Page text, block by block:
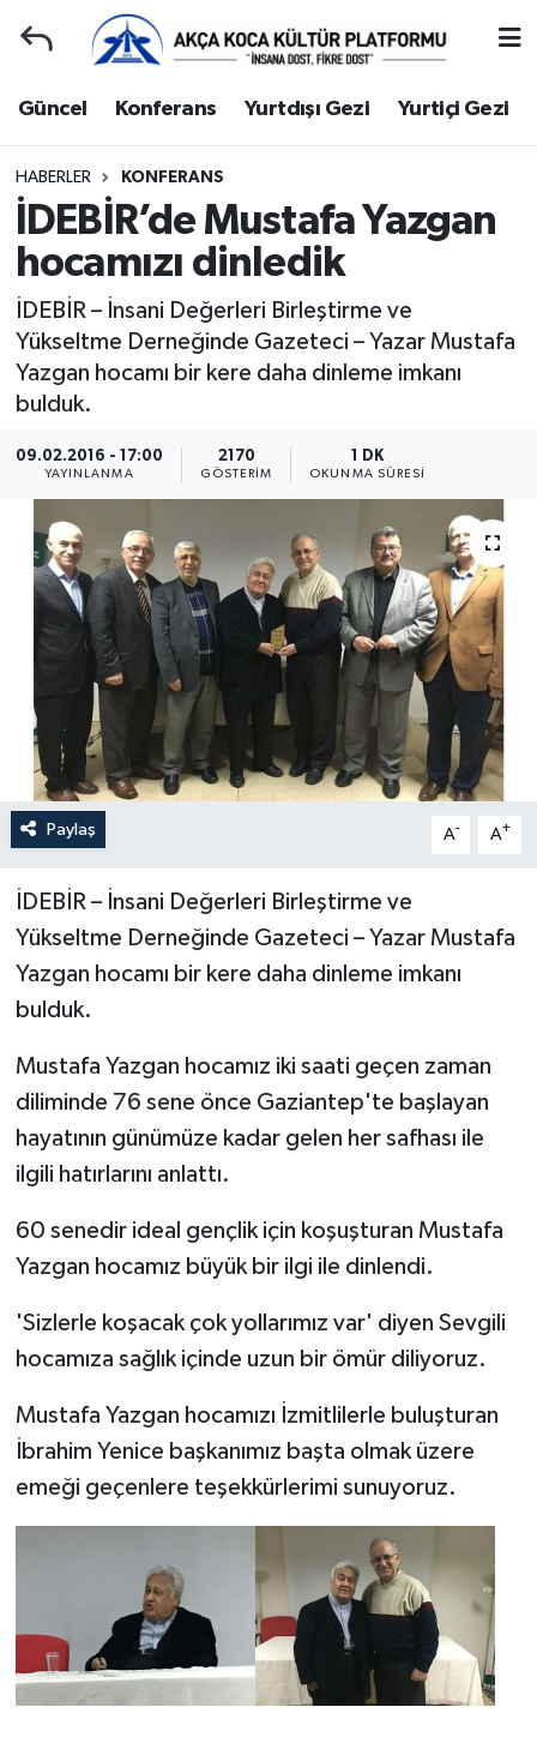
Güncel Konferans Yurtdışı Gezi Yurtiçi Gezi
HABERLER KONFERANS
İDEBİR’de Mustafa Yazgan
hocamızı dinledik
İDEBİR – İnsani Değerleri Birleştirme ve
Yükseltme Derneğinde Gazeteci – Yazar Mustafa
Yazgan hocamı bir kere daha dinleme imkanı
bulduk.
09.02.2016 - 17:00
YAYINLANMA
2170
GÖSTERIM
1 DK
OKUNMA SÜRESI
Paylaş A- A+
İDEBİR – İnsani Değerleri Birleştirme ve
Yükseltme Derneğinde Gazeteci – Yazar Mustafa
Yazgan hocamı bir kere daha dinleme imkanı
bulduk.
Mustafa Yazgan hocamız iki saati geçen zaman
diliminde 76 sene önce Gaziantep'te başlayan
hayatının günümüze kadar gelen her safhası ile
ilgili hatırlarını anlattı.
60 senedir ideal gençlik için koşuşturan Mustafa
Yazgan hocamız büyük bir ilgi ile dinlendi.
'Sizlerle koşacak çok yollarımız var' diyen Sevgili
hocamıza sağlık içinde uzun bir ömür diliyoruz.
Mustafa Yazgan hocamızı İzmitlilerle buluşturan
İbrahim Yenice başkanımız başta olmak üzere
emeği geçenlere teşekkürlerimi sunuyoruz.
Gençlerle Başbaşa
Güncel
Konferans
Yurtdışı Gezi
Yurtiçi Gezi
Ziyaretler
Hakkımızda
Yönetim Kurulu
Yüksek İstişare Kurulu
Sanat
Kocaeli Hava Durumu
Kocaeli Namaz Vakitleri
Kocaeli Trafik Yoğunluk Haritası
Süper Lig Puan Durumu ve Fikstür
Tüm Manşetler
Son Dakika Haberleri
Haber Arşivi